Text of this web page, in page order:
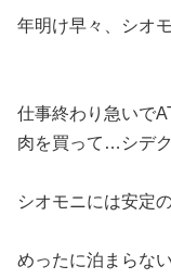
年明け早々、シオ
仕事終わり急いで
肉を買って…シデ
シオモニには安定
めったに泊まらな